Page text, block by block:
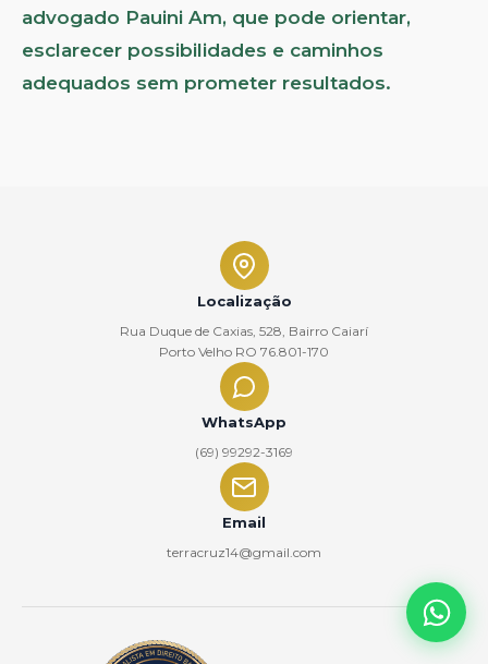
advogado Pauini Am, que pode orientar,
esclarecer possibilidades e caminhos
adequados sem prometer resultados.
Localização
Rua Duque de Caxias, 528, Bairro Caiarí
Porto Velho RO 76.801-170
WhatsApp
(69) 99292-3169
Email
terracruz14@gmail.com